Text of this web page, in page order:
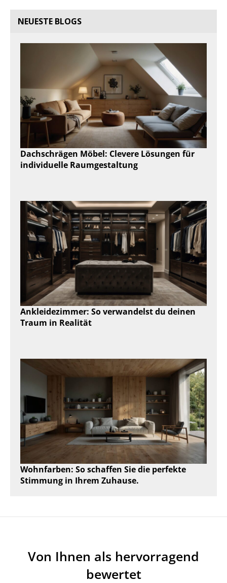
NEUESTE BLOGS
Dachschrägen Möbel: Clevere Lösungen für
individuelle Raumgestaltung
Ankleidezimmer: So verwandelst du deinen
Traum in Realität
Wohnfarben: So schaffen Sie die perfekte
Stimmung in Ihrem Zuhause.
Von Ihnen als hervorragend
bewertet